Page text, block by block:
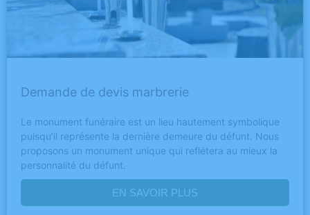
Demande de devis marbrerie
Le monument funéraire est un lieu hautement symbolique
puisqu’il représente la dernière demeure du défunt. Nous
proposons un monument unique qui reflétera au mieux la
personnalité du défunt.
EN SAVOIR PLUS